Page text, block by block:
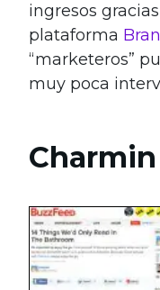
ingresos
plataforma
“marketeros”
muy poca